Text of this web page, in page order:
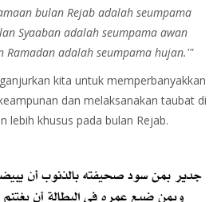
bulan Rejab adalah seumpama
Syaaban adalah seumpama awan
Ramadan adalah seumpama hujan.'"
kita untuk memperbanyakkan
dan melaksanakan taubat di
lebih khusus pada bulan Rejab.